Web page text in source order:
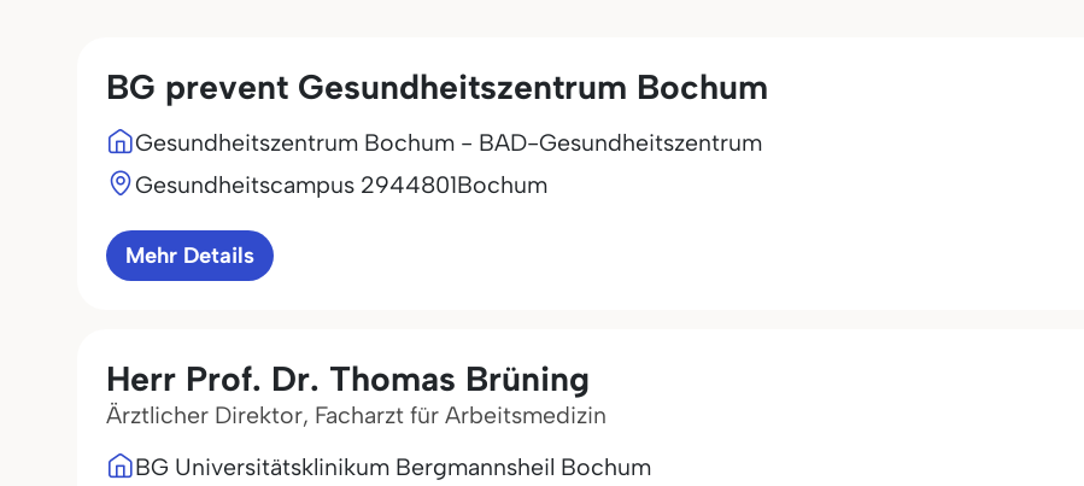
BG prevent Gesundheitszentrum Bochum
Gesundheitszentrum Bochum - BAD-Gesundheitszentrum
Gesundheitscampus 2944801Bochum
Mehr Details
Herr Prof. Dr. Thomas Brüning
Ärztlicher Direktor, Facharzt für Arbeitsmedizin
BG Universitätsklinikum Bergmannsheil Bochum